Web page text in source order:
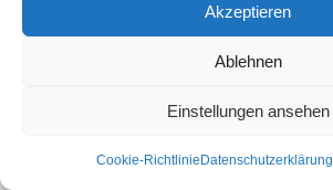
Akzeptieren
Ablehnen
Einstellungen ansehen
Cookie-Richtlinie Datenschutzerklärung
Datenschutzerklärung